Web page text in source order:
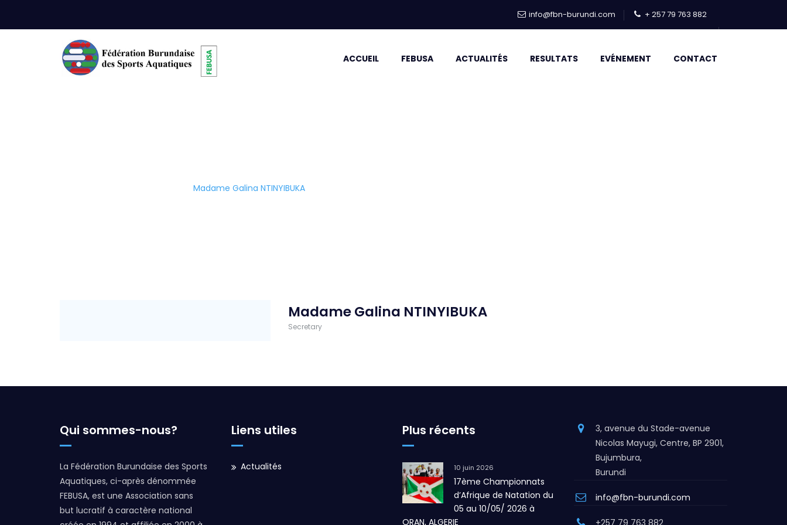
info@fbn-burundi.com + 257 79 763 882
ACCUEIL FEBUSA ACTUALITÉS RESULTATS EVÉNEMENT CONTACT
Madame Galina NTINYIBUKA
Madame Galina NTINYIBUKA
Secretary
Qui sommes-nous?
La Fédération Burundaise des Sports
Aquatiques, ci-après dénommée
FEBUSA, est une Association sans
but lucratif à caractère national
Liens utiles
Actualités
Plus récents
10 juin 2026
17ème Championnats
d’Afrique de Natation du
05 au 10/05/ 2026 à
ORAN, ALGERIE
3, avenue du Stade-avenue
Nicolas Mayugi, Centre, BP 2901,
Bujumbura,
Burundi
info@fbn-burundi.com
+257 79 763 882